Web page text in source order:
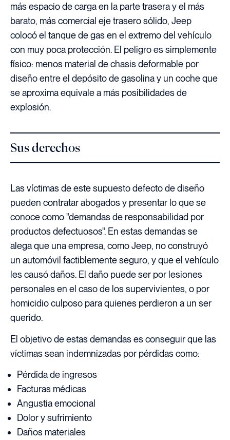
más espacio de carga en la parte trasera y el más
barato, más comercial eje trasero sólido, Jeep
colocó el tanque de gas en el extremo del vehículo
con muy poca protección. El peligro es simplemente
físico: menos material de chasis deformable por
diseño entre el depósito de gasolina y un coche que
se aproxima equivale a más posibilidades de
explosión.
Sus derechos
Las víctimas de este supuesto defecto de diseño
pueden contratar abogados y presentar lo que se
conoce como "demandas de responsabilidad por
productos defectuosos". En estas demandas se
alega que una empresa, como Jeep, no construyó
un automóvil factiblemente seguro, y que el vehículo
les causó daños. El daño puede ser por lesiones
personales en el caso de los supervivientes, o por
homicidio culposo para quienes perdieron a un ser
querido.
El objetivo de estas demandas es conseguir que las
víctimas sean indemnizadas por pérdidas como:
Pérdida de ingresos
Facturas médicas
Angustia emocional
Dolor y sufrimiento
Daños materiales